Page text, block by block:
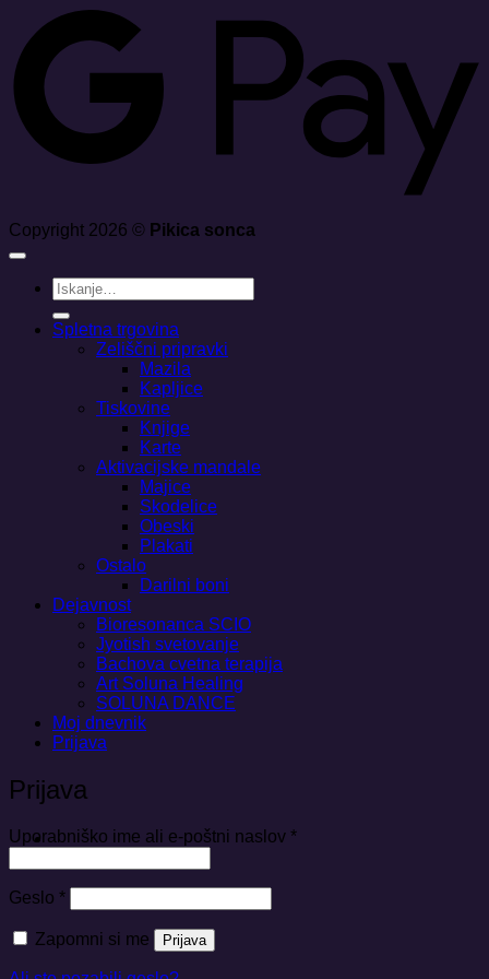
Copyright 2026 © Pikica sonca
Išči:
Spletna trgovina
Zeliščni pripravki
Mazila
Kapljice
Tiskovine
Knjige
Karte
Aktivacijske mandale
Majice
Skodelice
Obeski
Plakati
Ostalo
Darilni boni
Dejavnost
Bioresonanca SCIO
Jyotish svetovanje
Bachova cvetna terapija
Art Soluna Healing
SOLUNA DANCE
Moj dnevnik
Prijava
Prijava
Uporabniško ime ali e-poštni naslov *Zahtevano
Geslo *Zahtevano
Zapomni si me Prijava